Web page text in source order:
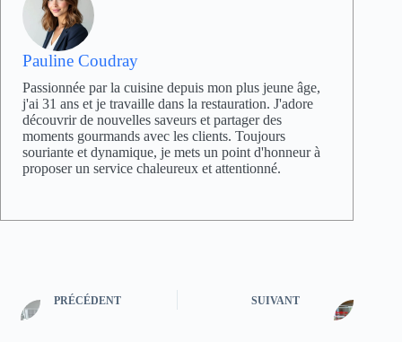
Pauline Coudray
Passionnée par la cuisine depuis mon plus jeune âge,
j'ai 31 ans et je travaille dans la restauration. J'adore
découvrir de nouvelles saveurs et partager des
moments gourmands avec les clients. Toujours
souriante et dynamique, je mets un point d'honneur à
proposer un service chaleureux et attentionné.
PRÉCÉDENT SUIVANT